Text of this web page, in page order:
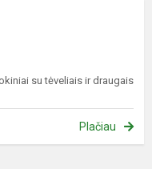
su tėveliais ir draugais
Plačiau